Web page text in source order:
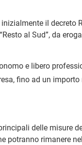
il
al Sud”, da
e libero
fino ad un
delle misure
potranno rimanere